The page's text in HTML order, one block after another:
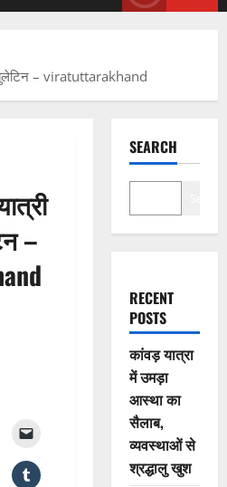
बुलेटिन – viratuttarakhand
–
SEARCH
RECENT
POSTS
कांवड़ यात्रा
में उमड़ा
आस्था का
सैलाब,
व्यवस्थाओं से
श्रद्धालु खुश